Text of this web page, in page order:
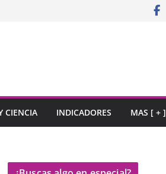
CIENCIA INDICADORES MAS [ + ]